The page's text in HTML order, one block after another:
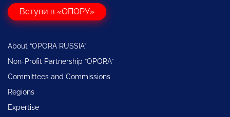
Вступи в «ОПОРУ»
About “OPORA RUSSIA”
Non-Profit Partnership “OPORA”
Committees and Commissions
Regions
Expertise